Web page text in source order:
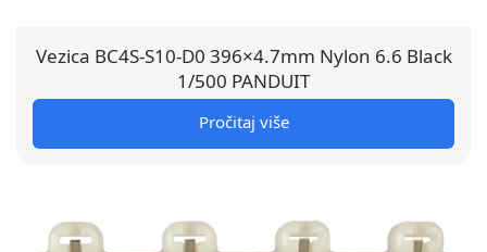
Vezica BC4S-S10-D0 396×4.7mm Nylon 6.6 Black
1/500 PANDUIT
Pročitaj više